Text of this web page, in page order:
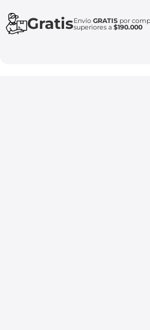
GratisEnvío GRATISpor
superiores a $190.000